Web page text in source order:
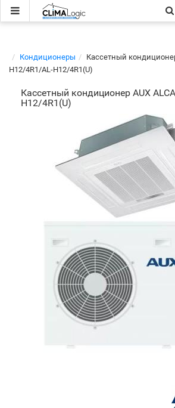
Кондиционеры
Кассетный
H12/4R1/AL-H12/4R1(U)
Кассетный кондиционер AUX
H12/4R1(U)